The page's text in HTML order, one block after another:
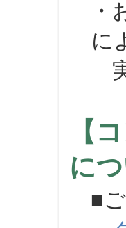
・
に
実
【
に
■ご